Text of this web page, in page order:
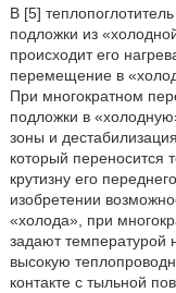
В [5]
подложки из
происходит его
перемещение в
При многократном
подложки в
зоны и
который переносится
крутизну его
изобретении
«холода», при
задают температурой
высокую
контакте с тыльной